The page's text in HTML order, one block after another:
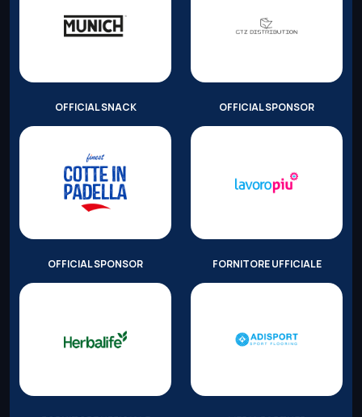
OFFICIAL SNACK OFFICIAL SPONSOR
OFFICIAL SPONSOR FORNITORE UFFICIALE